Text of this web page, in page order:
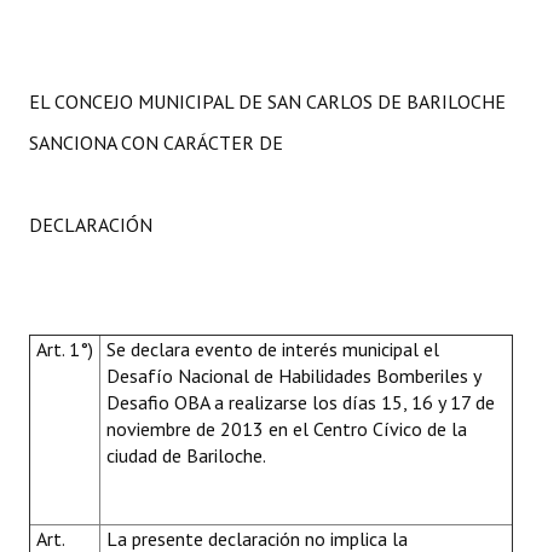
EL CONCEJO MUNICIPAL DE SAN CARLOS DE BARILOCHE
SANCIONA CON CARÁCTER DE
DECLARACIÓN
Art. 1°) Se declara evento de interés municipal el
Desafío Nacional de Habilidades Bomberiles y
Desafio OBA a realizarse los días 15, 16 y 17 de
noviembre de 2013 en el Centro Cívico de la
ciudad de Bariloche.
Art.
La presente declaración no implica la